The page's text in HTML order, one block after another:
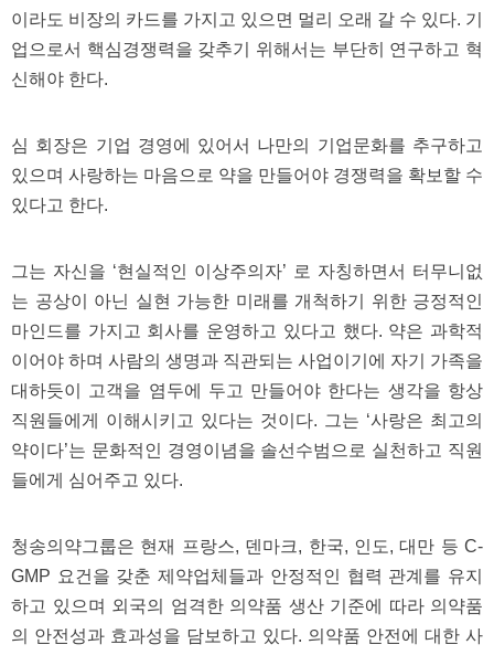
파
출
우
무
어
프
국
머
이라도 비장의 카드를 가지고 있으면 멀리 오래 갈 수 있다. 기
업으로서 핵심경쟁력을 갖추기 위해서는 부단히 연구하고 혁
신해야 한다.
심 회장은 기업 경영에 있어서 나만의 기업문화를 추구하고
있으며 사랑하는 마음으로 약을 만들어야 경쟁력을 확보할 수
있다고 한다.
그는 자신을 ‘현실적인 이상주의자’ 로 자칭하면서 터무니없
는 공상이 아닌 실현 가능한 미래를 개척하기 위한 긍정적인
마인드를 가지고 회사를 운영하고 있다고 했다. 약은 과학적
이어야 하며 사람의 생명과 직관되는 사업이기에 자기 가족을
대하듯이 고객을 염두에 두고 만들어야 한다는 생각을 항상
직원들에게 이해시키고 있다는 것이다. 그는 ‘사랑은 최고의
약이다’는 문화적인 경영이념을 솔선수범으로 실천하고 직원
들에게 심어주고 있다.
청송의약그룹은 현재 프랑스, 덴마크, 한국, 인도, 대만 등 C-
GMP 요건을 갖춘 제약업체들과 안정적인 협력 관계를 유지
하고 있으며 외국의 엄격한 의약품 생산 기준에 따라 의약품
의 안전성과 효과성을 담보하고 있다. 의약품 안전에 대한 사